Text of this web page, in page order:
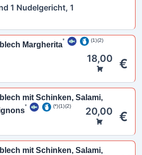
1 Nudelgericht, 1
Margherita
1 2
18,00 €
mit Schinken, Salami,
* 1 2 20,00 €
mit Schinken, Salami,